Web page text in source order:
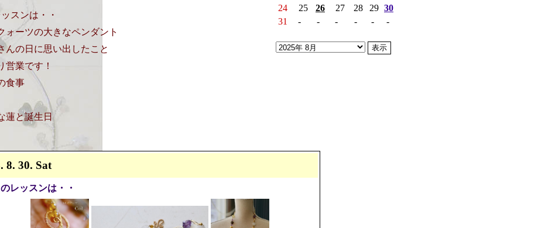
スンは・・
ォーツの大きなペンダント
んの日に思い出したこと
営業です！
食事
蓮と誕生日
24
25 26 27 28 29 30
31
- - - - - -
8. 30. Sat
レッスンは・・